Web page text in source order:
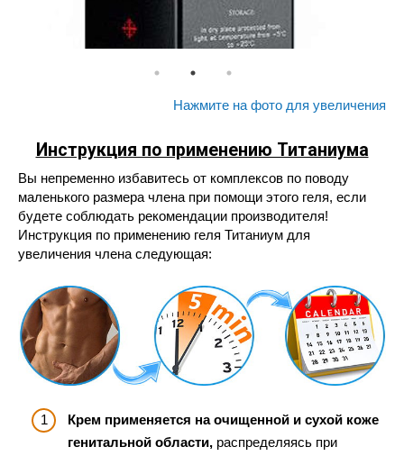
Нажмите на фото для увеличения
Инструкция по применению Титаниума
Вы непременно избавитесь от комплексов по поводу
маленького размера члена при помощи этого геля, если
будете соблюдать рекомендации производителя!
Инструкция по применению геля Титаниум для
увеличения члена следующая:
Крем применяется на очищенной и сухой коже
генитальной области, распределяясь при